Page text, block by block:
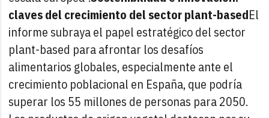
claves del crecimiento del sector plant-basedEl
informe subraya el papel estratégico del sector
plant-based para afrontar los desafíos
alimentarios globales, especialmente ante el
crecimiento poblacional en España, que podría
superar los 55 millones de personas para 2050.